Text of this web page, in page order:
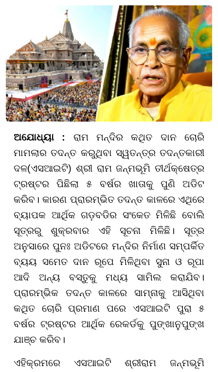
ଅଯୋଧ୍ୟା :
ରାମ ମନ୍ଦିର କଥିତ ଦାନ ଚୋରି
ମାମଲାର ତଦନ୍ତ କରୁଥିବା ସ୍ୱତନ୍ତ୍ର ତଦନ୍ତକାରୀ
ଦଳ(ଏସଆଇଟି) ଶ୍ରୀ ରାମ ଜନ୍ମଭୂମି ତୀର୍ଥକ୍ଷେତ୍ର
ଟ୍ରଷ୍ଟର ପିଛିଲା ୫ ବର୍ଷର ଖାତାକୁ ପୁଣି ଅଡିଟ
କରିବ। କାରଣ ପ୍ରାରମ୍ଭିତ ତଦନ୍ତ କାଳରେ ଏଥିରେ
ବ୍ୟାପକ ଆର୍ଥିକ ଗଡ଼ବଡିର ସଂକେତ ମିଳିଛି ବୋଲି
ସୂତ୍ରରୁ ଶୁକ୍ରବାର ଏହି ସୂଚନା ମିଳିଛି। ସୂତ୍ର
ଅନୁସାରେ ପୁନଃ ଅଡିଟରେ ମନ୍ଦିର ନିର୍ମାଣ ସମ୍ପର୍କିତ
ବ୍ୟୟ ସମେତ ଦାନ ରୂପେ ମିଳିଥିବା ସୁନା ଓ ରୂପା
ଆଦି ଅନ୍ୟ ବସ୍ତୁକୁ ମଧ୍ୟ ସାମିଲ କରାଯିବ।
ପ୍ରାରମ୍ଭିକ ତଦନ୍ତ କାଳରେ ସାମ୍ନାକୁ ଆସିଥିବା
କଥିତ ଚୋରି ପ୍ରମାଣ ପରେ ଏସଆଇଟି ପୁରା ୫
ବର୍ଷର ଟ୍ରଷ୍ଟର ଆର୍ଥିକ ରେକର୍ଡକୁ ପୁଙ୍ଖାନୁପୁଙ୍ଖ
ଯାଞ୍ଚ କରିବ।
ଏହିକ୍ରମରେ ଏସଆଇଟି ଶ୍ରୀରାମ ଜନ୍ମଭୂମି